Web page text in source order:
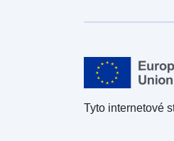
Tyto internetové